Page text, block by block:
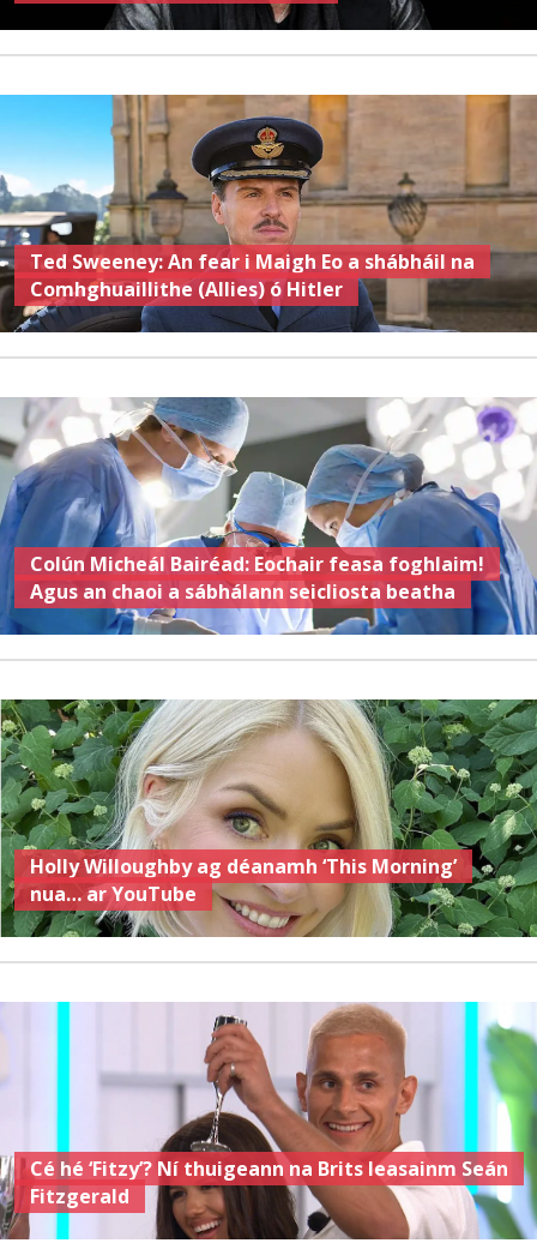
Ted Sweeney: An fear i Maigh Eo a shábháil na
Comhghuaillithe (Allies) ó Hitler
Colún Micheál Bairéad: Eochair feasa foghlaim!
Agus an chaoi a sábhálann seicliosta beatha
Holly Willoughby ag déanamh ‘This Morning’
nua… ar YouTube
Cé hé ‘Fitzy’? Ní thuigeann na Brits leasainm Seán
Fitzgerald